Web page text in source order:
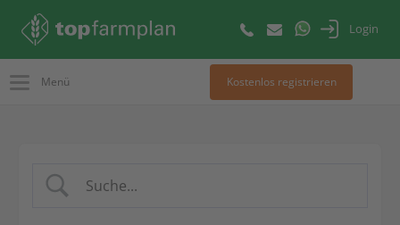
Login
Menü Kostenlos registrieren